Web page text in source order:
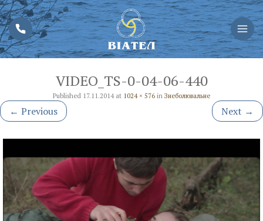
VIDEO_TS-0-04-06-440
Published 17.11.2014at 1024 × 576 in Знеболювальне
← Previous Next →